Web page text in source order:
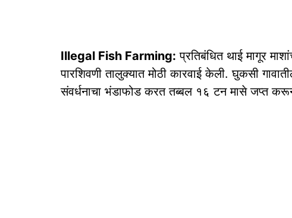
Illegal Fish Farming: प्रतिबंधित थाई मागूर
पारशिवणी तालुक्यात मोठी कारवाई केली. घुकसी
संवर्धनाचा भंडाफोड करत तब्बल १६ टन मासे जप्त